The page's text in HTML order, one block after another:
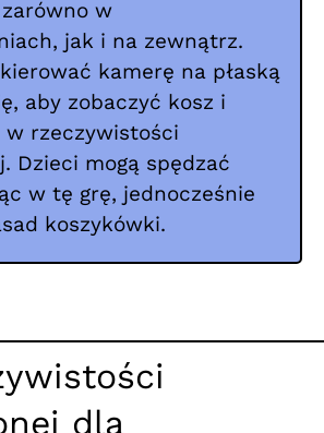
w
jak i na zewnątrz.
kamerę na płaską
aby zobaczyć kosz i
w rzeczywistości
Dzieci mogą spędzać
w tę grę, jednocześnie
koszykówki.
dla